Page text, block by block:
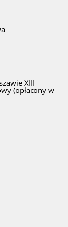
XIII
(opłacony w